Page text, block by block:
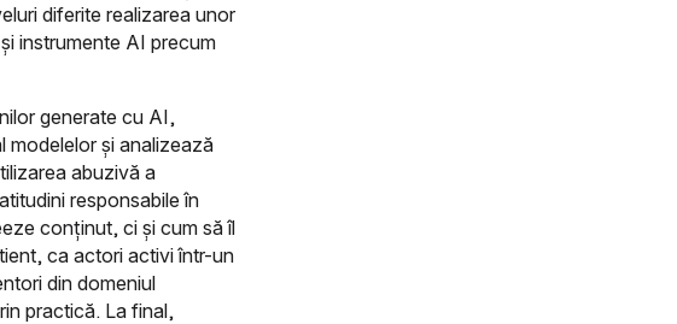
diferite realizarea unor
instrumente AI precum
generate cu AI,
modelelor și analizează
abuzivă a
responsabile în
conținut, ci și cum să îl
ca actori activi într-un
din domeniul
practică. La final,